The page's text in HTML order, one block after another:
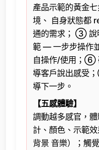
產品示範的黃金
境、 自身狀態都
通的需求； ③
範 — 一步步操作
自操作/使用；⑥
導客戶說出感受
導下一步。
【五感體驗】
調動越多感官，
計、顏色、示範
背景 音樂）；觸